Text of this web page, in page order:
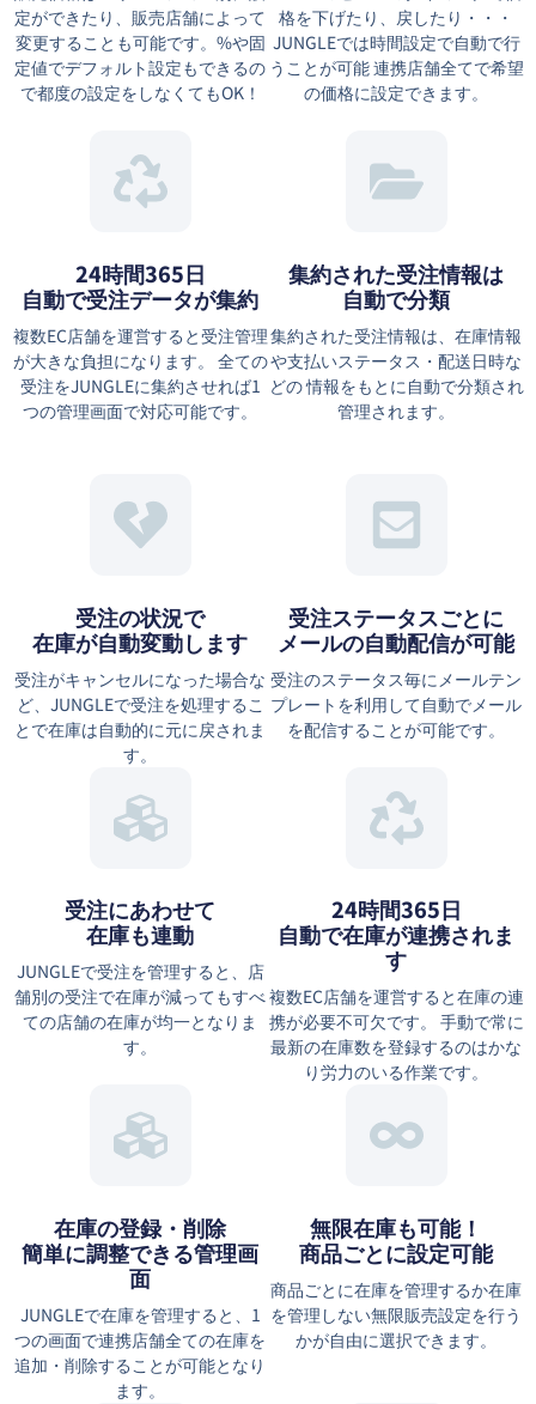
定ができたり、販売店舗によって
変更することも可能です。%や固
定値でデフォルト設定もできるの
で都度の設定をしなくてもOK！
格を下げたり、戻したり・・・
JUNGLEでは時間設定で自動で行
うことが可能 連携店舗全てで希望
の価格に設定できます。
24時間365日
自動で受注データが集約
複数EC店舗を運営すると受注管理
が大きな負担になります。 全ての
受注をJUNGLEに集約させれば1
つの管理画面で対応可能です。
集約された受注情報は
⾃動で分類
集約された受注情報は、在庫情報
や⽀払いステータス・配送⽇時な
どの 情報をもとに⾃動で分類され
管理されます。
受注の状況で
在庫が自動変動します
受注がキャンセルになった場合な
ど、JUNGLEで受注を処理するこ
とで在庫は自動的に元に戻されま
す。
受注ステータスごとに
メールの自動配信が可能
受注のステータス毎にメールテン
プレートを利用して自動でメール
を配信することが可能です。
受注にあわせて
在庫も連動
JUNGLEで受注を管理すると、店
舗別の受注で在庫が減ってもすべ
ての店舗の在庫が均一となりま
す。
24時間365日
自動で在庫が連携されま
す
複数EC店舗を運営すると在庫の連
携が必要不可欠です。 手動で常に
最新の在庫数を登録するのはかな
り労力のいる作業です。
在庫の登録・削除
簡単に調整できる管理画
面
JUNGLEで在庫を管理すると、1
つの画面で連携店舗全ての在庫を
追加・削除することが可能となり
ます。
無限在庫も可能！
商品ごとに設定可能
商品ごとに在庫を管理するか在庫
を管理しない無限販売設定を行う
かが自由に選択できます。